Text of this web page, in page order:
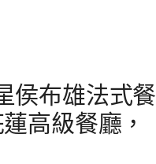
侯布雄法式餐
高級餐廳，